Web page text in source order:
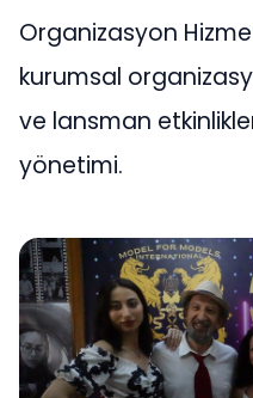
Organizasyon
kurumsal
ve lansman
yönetimi.